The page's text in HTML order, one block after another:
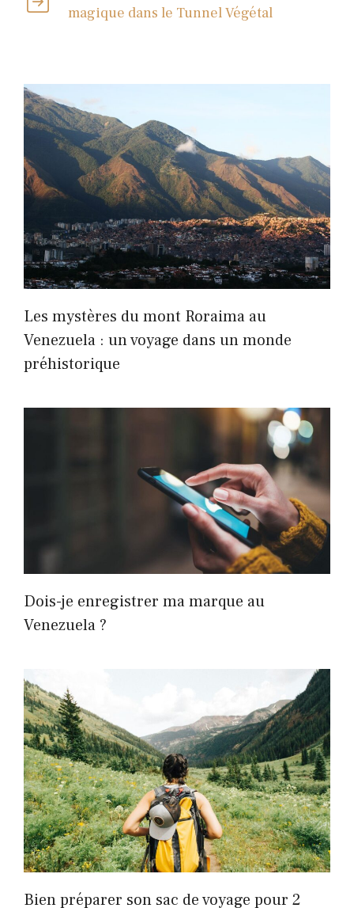
magique dans le Tunnel Végétal
Les mystères du mont Roraima au
Venezuela : un voyage dans un monde
préhistorique
Dois-je enregistrer ma marque au
Venezuela ?
Bien préparer son sac de voyage pour 2